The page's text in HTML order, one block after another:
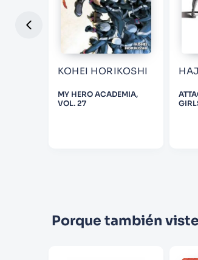
KOHEI HORIKOSHI
MY HERO ACADEMIA,
VOL. 27
Porque también viste